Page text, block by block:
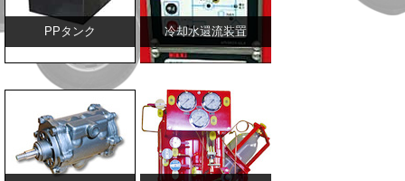
PPタンク 冷却水還流装置